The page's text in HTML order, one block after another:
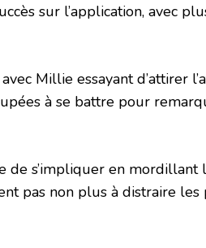
sur l’application, avec
Millie essayant d’attirer
à se battre pour
de s’impliquer en mordillant
pas non plus à distraire